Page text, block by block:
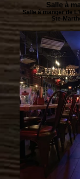
Salle à
Salle à manger de
Ste-